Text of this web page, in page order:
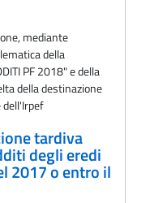
mediante
della
PF 2018" e della
della destinazione
dell'Irpef
tardiva
degli eredi
2017 o entro il